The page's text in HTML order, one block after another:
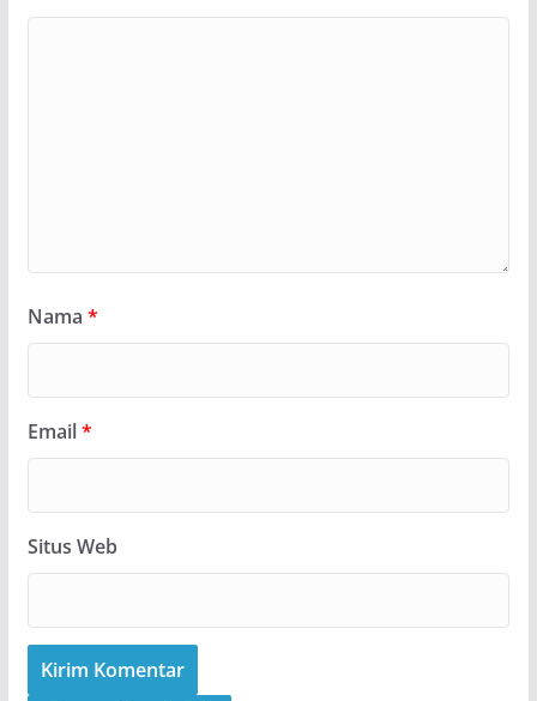
Nama *
Email*
Situs Web